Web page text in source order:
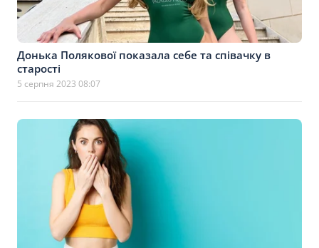
Донька Полякової показала себе та співачку в
старості
5 серпня 2023 08:07